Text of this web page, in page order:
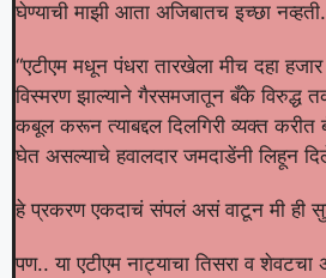
घेण्याची माझी आता अजिबातच इच्छा नव्हती.
“एटीएम मधून पंधरा तारखेला मीच दहा
विस्मरण झाल्याने गैरसमजातून बँके विरुद्ध
कबूल करून त्याबद्दल दिलगिरी व्यक्त करीत
घेत असल्याचे हवालदार जमदाडेंनी लिहून
हे प्रकरण एकदाचं संपलं असं वाटून मी ही
पण.. या एटीएम नाट्याचा तिसरा व शेवटचा